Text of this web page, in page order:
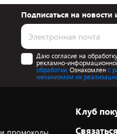
Подписаться на новости
Даю согласие на
рекламно-
обработки. Ознакомлен с
механизмом их
Клуб